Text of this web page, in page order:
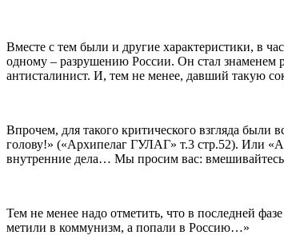
Вместе с тем были и другие характеристики, в
одному – разрушению России. Он стал знаменем
антисталинист. И, тем не менее, давший такую
Впрочем, для такого критического взгляда
голову!» («Архипелаг ГУЛАГ» т.3 стр.52). Или
внутренние дела… Мы просим вас:
Тем не менее надо отметить, что в последней
метили в коммунизм, а попали в Россию…»